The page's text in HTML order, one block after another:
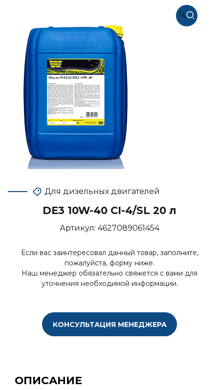
🔍
Для дизельных двигателей
DE3 10W-40 CI-4/SL 20 л
Артикул: 4627089061454
Если вас заинтересовал данный товар, заполните,
пожалуйста, форму ниже.
Наш менеджер обязательно свяжется с вами для
уточнения необходимой информации.
КОНСУЛЬТАЦИЯ МЕНЕДЖЕРА
ОПИСАНИЕ